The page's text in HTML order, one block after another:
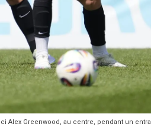
Alex Greenwood, au centre, pendant un